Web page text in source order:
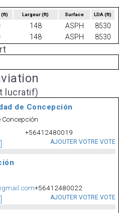
(ft) Largeur(ft) Surface LDA(ft)
148 ASPH
8530
148 ASPH 8530
lucratif)
de Concepción
Concepción
+56412480019
AJOUTER VOTRE VOTE
+56412480022
AJOUTER VOTRE VOTE